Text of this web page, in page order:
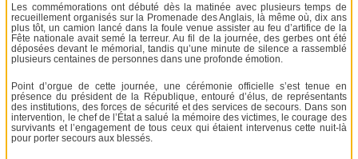
Les commémorations ont débuté dès la matinée avec plusieurs temps de
recueillement organisés sur la Promenade des Anglais, là même où, dix ans
plus tôt, un camion lancé dans la foule venue assister au feu d’artifice de la
Fête nationale avait semé la terreur. Au fil de la journée, des gerbes ont été
déposées devant le mémorial, tandis qu’une minute de silence a rassemblé
plusieurs centaines de personnes dans une profonde émotion.
Point d’orgue de cette journée, une cérémonie officielle s’est tenue en
présence du président de la République, entouré d’élus, de représentants
des institutions, des forces de sécurité et des services de secours. Dans son
intervention, le chef de l’État a salué la mémoire des victimes, le courage des
survivants et l’engagement de tous ceux qui étaient intervenus cette nuit-là
pour porter secours aux blessés.